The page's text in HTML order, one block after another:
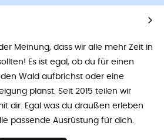
Meinung, dass wir alle mehr Zeit in
Es ist egal, ob du für einen
den Wald aufbrichst oder eine
planst. Seit 2015 teilen wir
dir. Egal was du draußen erleben
passende Ausrüstung für dich.